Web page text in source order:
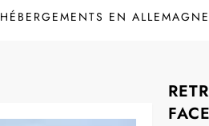
HÉBERGEMENTS EN ALLEMAGNE